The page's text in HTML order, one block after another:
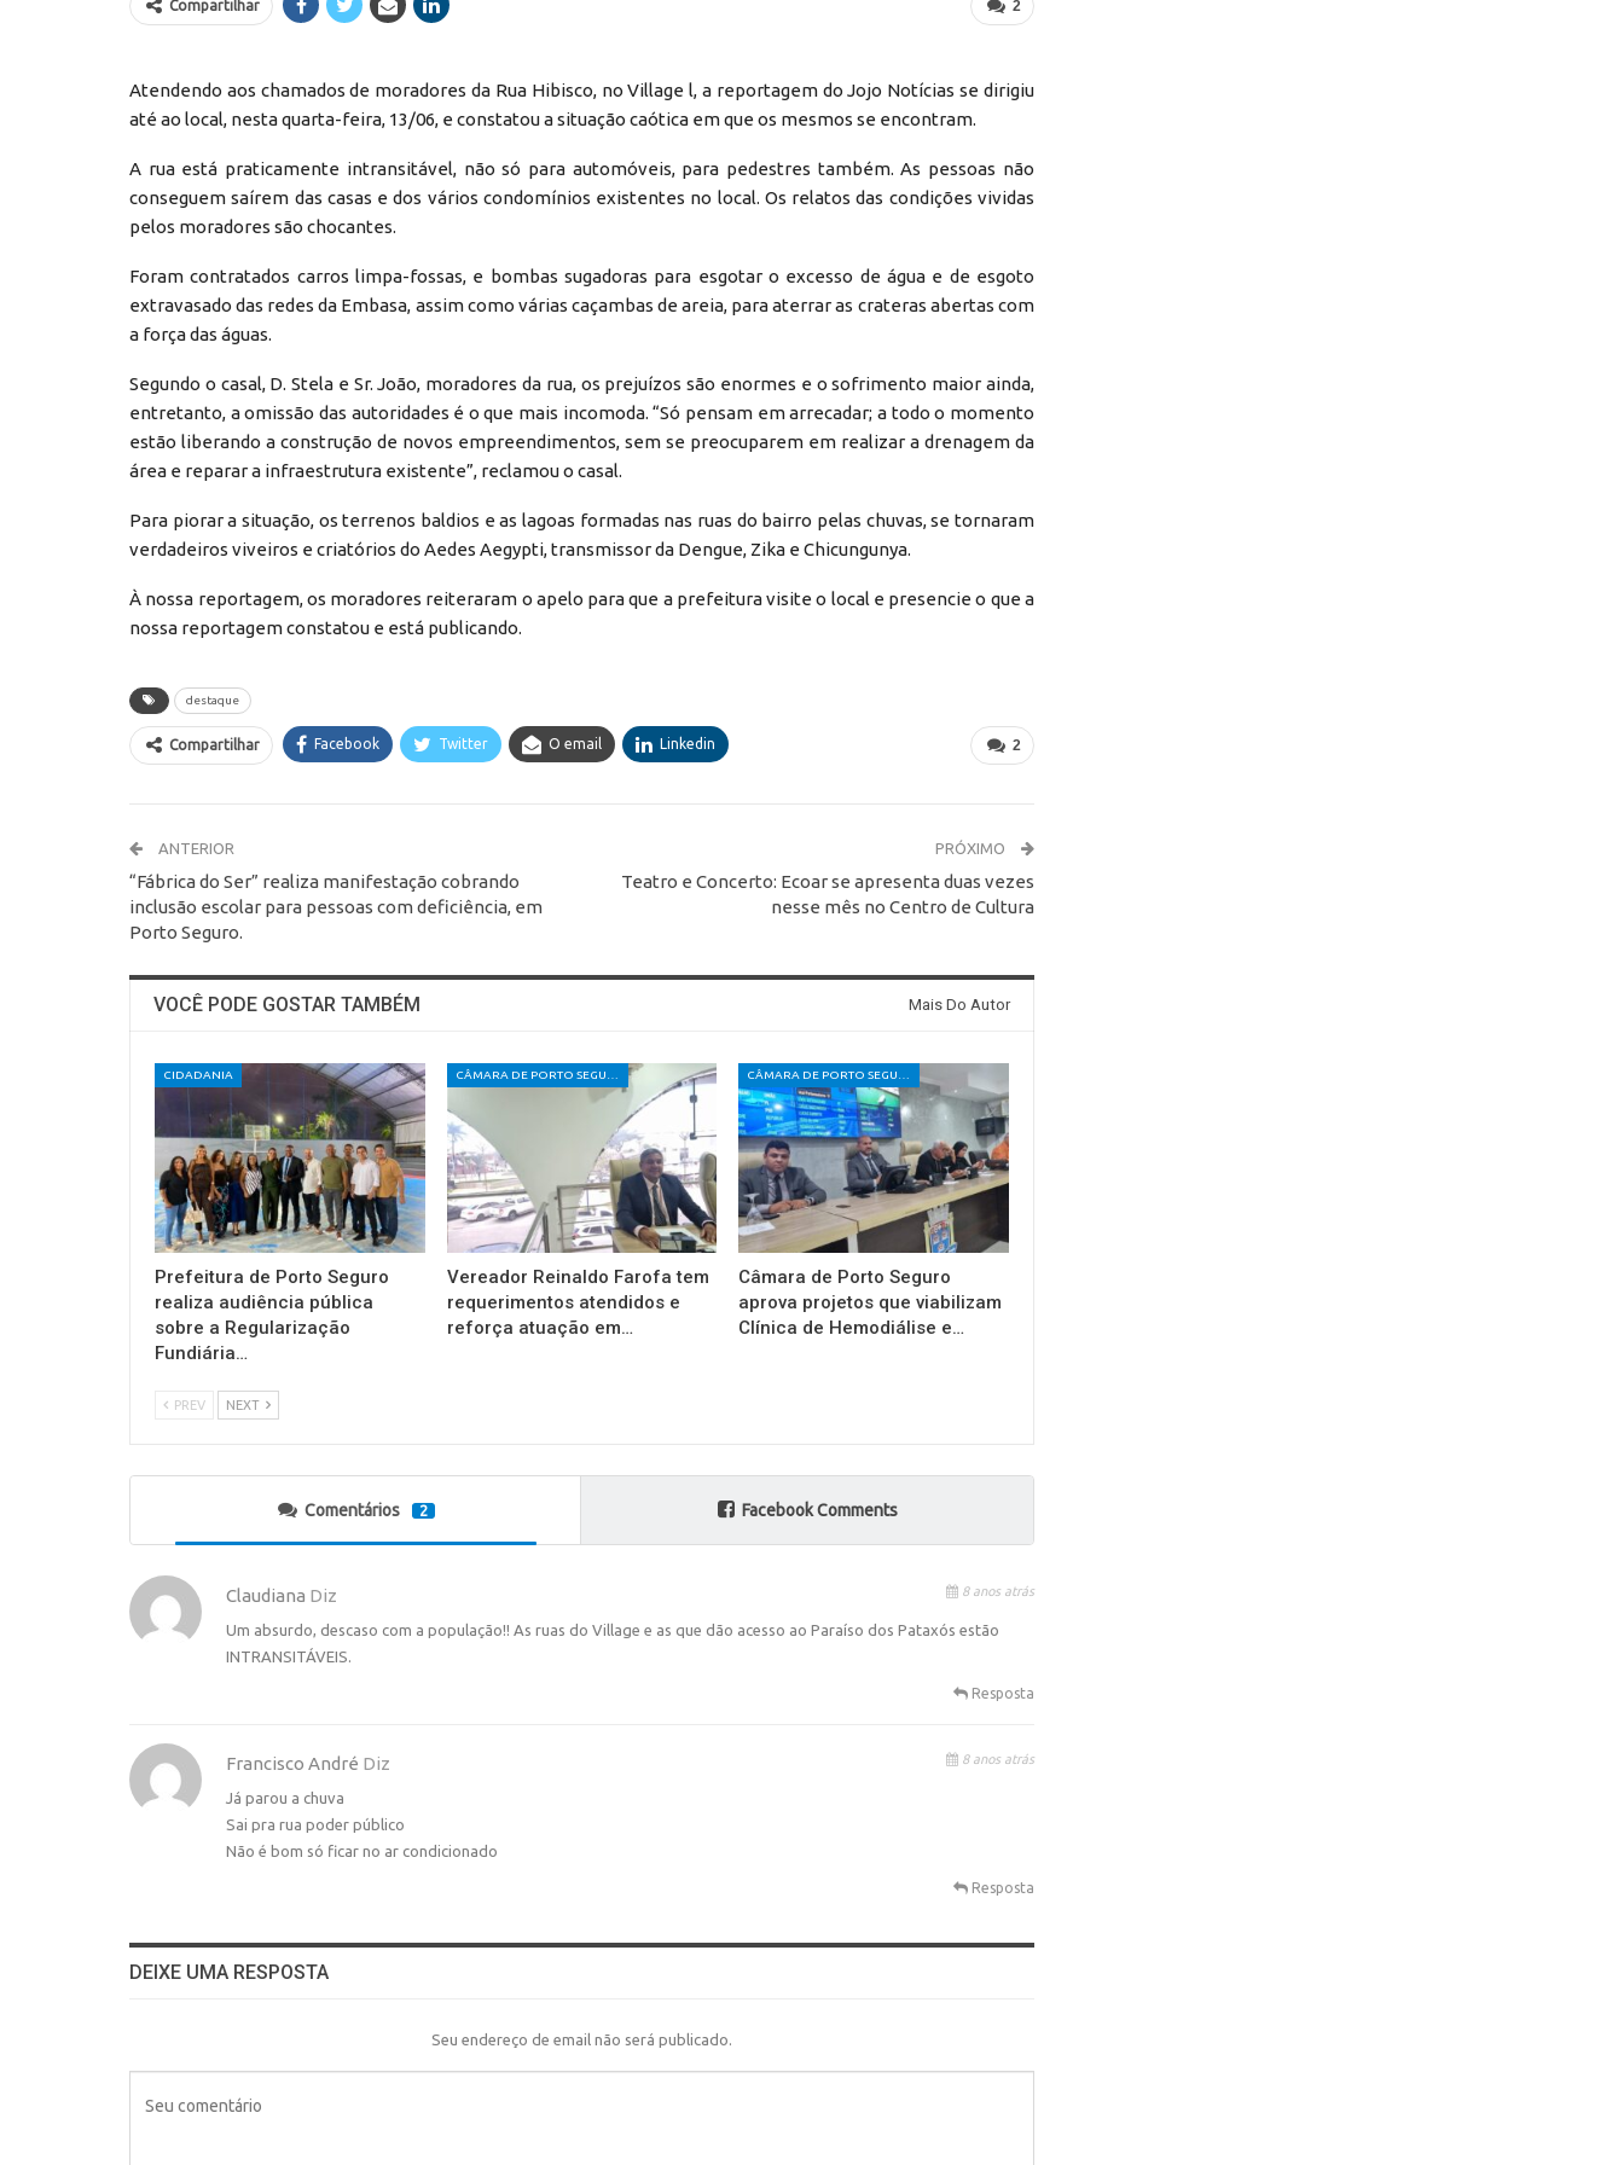
2
Compartilhar
Atendendo aos chamados de moradores da Rua Hibisco, no Village l, a reportagem do Jojo Notícias se dirigiu
até ao local, nesta quarta-feira, 13/06, e constatou a situação caótica em que os mesmos se encontram.
A rua está praticamente intransitável, não só para automóveis, para pedestres também. As pessoas não
conseguem saírem das casas e dos vários condomínios existentes no local. Os relatos das condições vividas
pelos moradores são chocantes.
Foram contratados carros limpa-fossas, e bombas sugadoras para esgotar o excesso de água e de esgoto
extravasado das redes da Embasa, assim como várias caçambas de areia, para aterrar as crateras abertas com
a força das águas.
Segundo o casal, D. Stela e Sr. João, moradores da rua, os prejuízos são enormes e o sofrimento maior ainda,
entretanto, a omissão das autoridades é o que mais incomoda. “Só pensam em arrecadar; a todo o momento
estão liberando a construção de novos empreendimentos, sem se preocuparem em realizar a drenagem da
área e reparar a infraestrutura existente”, reclamou o casal.
Para piorar a situação, os terrenos baldios e as lagoas formadas nas ruas do bairro pelas chuvas, se tornaram
verdadeiros viveiros e criatórios do Aedes Aegypti, transmissor da Dengue, Zika e Chicungunya.
À nossa reportagem, os moradores reiteraram o apelo para que a prefeitura visite o local e presencie o que a
nossa reportagem constatou e está publicando.
destaque
2
Compartilhar Facebook Twitter O email Linkedin
ANTERIOR
“Fábrica do Ser” realiza manifestação cobrando
inclusão escolar para pessoas com deficiência, em
Porto Seguro.
PRÓXIMO
Teatro e Concerto: Ecoar se apresenta duas vezes
nesse mês no Centro de Cultura
VOCÊ PODE GOSTAR TAMBÉM Mais Do Autor
CIDADANIA
Prefeitura de Porto Seguro
realiza audiência pública
sobre a Regularização
Fundiária…
Vereador Reinaldo Farofa tem
requerimentos atendidos e
reforça atuação em…
Câmara de Porto Seguro
aprova projetos que viabilizam
Clínica de Hemodiálise e…
PREV NEXT
Comentários 2 Facebook Comments
Claudiana Diz 8 anos atrás
Um absurdo, descaso com a população!! As ruas do Village e as que dão acesso ao Paraíso dos Pataxós estão
INTRANSITÁVEIS.
Resposta
Francisco André Diz 8 anos atrás
Já parou a chuva
Sai pra rua poder público
Não é bom só ficar no ar condicionado
Resposta
DEIXE UMA RESPOSTA
Seu endereço de email não será publicado.